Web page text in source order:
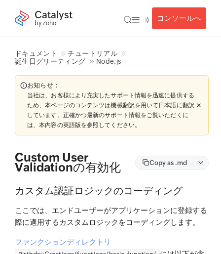
Catalyst
by Zoho
コンソールへ
ドキュメント
チュートリアル
誕生日グリーティング
Node.js
お知らせ：
当社は、お客様により充実したサポート情報を迅速に提供する
ため、本ページのコンテンツは機械翻訳を用いて日本語に翻訳
しています。正確かつ最新のサポート情報をご覧いただくに
は、本内容の英語版を参照してください。
Custom User
Validationの有効化 Copy as .md
カスタム認証ロジックのコーディング
ここでは、エンドユーザーがアプリケーションに登録する
際に適用するカスタムロジックをコーディングします。
ファンクションディレクトリ